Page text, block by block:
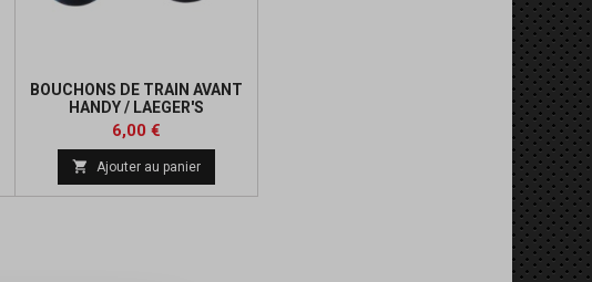
BOUCHONS DE TRAIN AVANT
HANDY / LAEGER'S
Prix
6,00 €
 Ajouter au panier